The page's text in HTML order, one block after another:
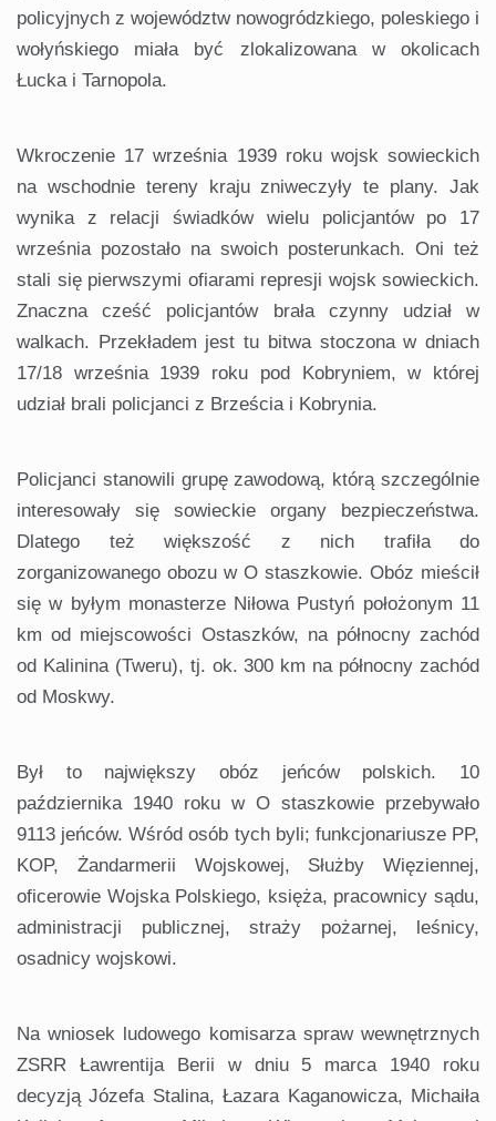
policyjnych z województw nowogródzkiego, poleskiego i
wołyńskiego miała być zlokalizowana w okolicach
Łucka i Tarnopola.
Wkroczenie 17 września 1939 roku wojsk sowieckich
na wschodnie tereny kraju zniweczyły te plany. Jak
wynika z relacji świadków wielu policjantów po 17
września pozostało na swoich posterunkach. Oni też
stali się pierwszymi ofiarami represji wojsk sowieckich.
Znaczna cześć policjantów brała czynny udział w
walkach. Przekładem jest tu bitwa stoczona w dniach
17/18 września 1939 roku pod Kobryniem, w której
udział brali policjanci z Brześcia i Kobrynia.
Policjanci stanowili grupę zawodową, którą szczególnie
interesowały się sowieckie organy bezpieczeństwa.
Dlatego też większość z nich trafiła do
zorganizowanego obozu w O staszkowie. Obóz mieścił
się w byłym monasterze Niłowa Pustyń położonym 11
km od miejscowości Ostaszków, na północny zachód
od Kalinina (Tweru), tj. ok. 300 km na północny zachód
od Moskwy.
Był to największy obóz jeńców polskich. 10
października 1940 roku w O staszkowie przebywało
9113 jeńców. Wśród osób tych byli; funkcjonariusze PP,
KOP, Żandarmerii Wojskowej, Służby Więziennej,
oficerowie Wojska Polskiego, księża, pracownicy sądu,
administracji publicznej, straży pożarnej, leśnicy,
osadnicy wojskowi.
Na wniosek ludowego komisarza spraw wewnętrznych
ZSRR Ławrentija Berii w dniu 5 marca 1940 roku
decyzją Józefa Stalina, Łazara Kaganowicza, Michaiła